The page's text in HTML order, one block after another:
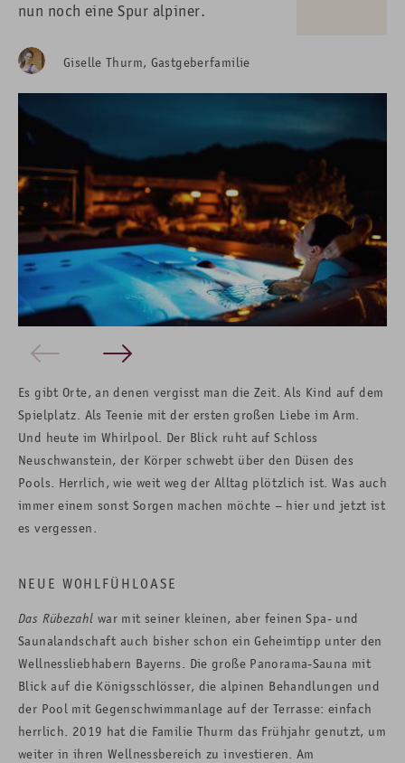
nun noch eine Spur alpiner.
Giselle Thurm, Gastgeberfamilie
Es gibt Orte, an denen vergisst man die Zeit. Als Kind auf dem
Spielplatz. Als Teenie mit der ersten großen Liebe im Arm.
Und heute im Whirlpool. Der Blick ruht auf Schloss
Neuschwanstein, der Körper schwebt über den Düsen des
Pools. Herrlich, wie weit weg der Alltag plötzlich ist. Was auch
immer einem sonst Sorgen machen möchte – hier und jetzt ist
es vergessen.
NEUE WOHLFÜHLOASE
Das Rübezahl war mit seiner kleinen, aber feinen Spa- und
Saunalandschaft auch bisher schon ein Geheimtipp unter den
Wellnessliebhabern Bayerns. Die große Panorama-Sauna mit
Blick auf die Königsschlösser, die alpinen Behandlungen und
der Pool mit Gegenschwimmanlage auf der Terrasse: einfach
herrlich. 2019 hat die Familie Thurm das Frühjahr genutzt, um
weiter in ihren Wellnessbereich zu investieren. Am